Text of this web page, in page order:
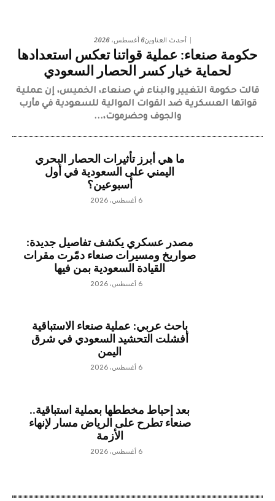
أحدث العناوين6 أغسطس، 2026
حكومة صنعاء: عملية قواتنا تعكس استعدادها
لحماية خيار كسر الحصار السعودي
قالت حكومة التغيير والبناء في صنعاء، الخميس، إن عملية
قواتها العسكرية ضد القوات الموالية للسعودية في مأرب
والجوف وحضرموت،...
ما هي أبرز تأثيرات الحصار البحري
اليمني على السعودية في أول
أسبوعين؟
6 أغسطس، 2026
مصدر عسكري يكشف تفاصيل جديدة:
صواريخ ومسيرات صنعاء دمّرت مقرات
القيادة السعودية بمن فيها
6 أغسطس، 2026
باحث عربي: عملية صنعاء الاستباقية
أفشلت التحشيد السعودي في شرق
اليمن
6 أغسطس، 2026
بعد إحباط مخططها بعملية استباقية..
صنعاء تطرح على الرياض مسار لإنهاء
الأزمة
6 أغسطس، 2026